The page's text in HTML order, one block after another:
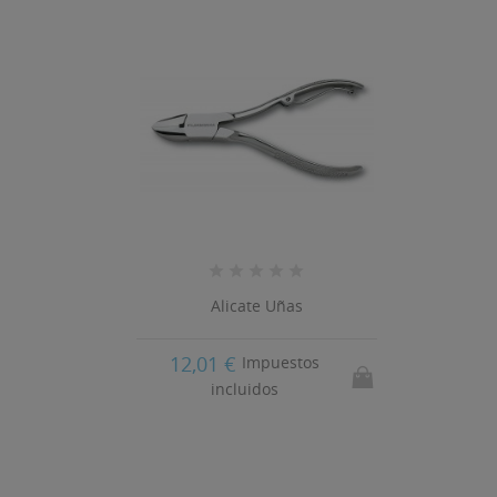
Alicate Uñas
12,01 € Impuestos
incluidos